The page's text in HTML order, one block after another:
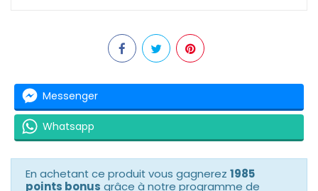
Messenger
Whatsapp
En achetant ce produit vous gagnerez 1985
points bonus grâce à notre programme de